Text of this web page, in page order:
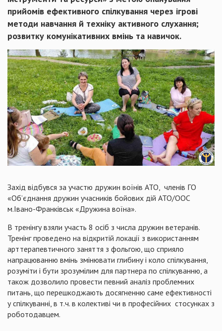
прийомів ефективного спілкування через ігрові
методи навчання й техніку активного слухання;
розвитку комунікативних вмінь та навичок.
Захід відбувся за участю дружин воїнів АТО, членів ГО
«Об’єднання дружин учасників бойових дій АТО/ООС
м.Івано-Франківськ «Дружина воїна».
В тренінгу взяли участь 8 осіб з числа дружин ветеранів.
Тренінг проведено на відкритій локації з використанням
арттерапевтичного заняття з фольгою, що сприяло
напрацюванню вмінь змінювати глибину і коло спілкування,
розуміти і бути зрозумілим для партнера по спілкуванню, а
також дозволило провести певний аналіз проблемних
питань, що перешкоджають досягненню саме ефективності
у спілкуванні, в т.ч. в колективі чи в професійних стосунках з
роботодавцем.